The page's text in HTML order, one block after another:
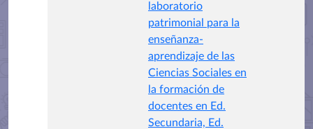
laboratorio
patrimonial para la
enseñanza-
aprendizaje de las
Ciencias Sociales en
la formación de
docentes en Ed.
Secundaria, Ed.